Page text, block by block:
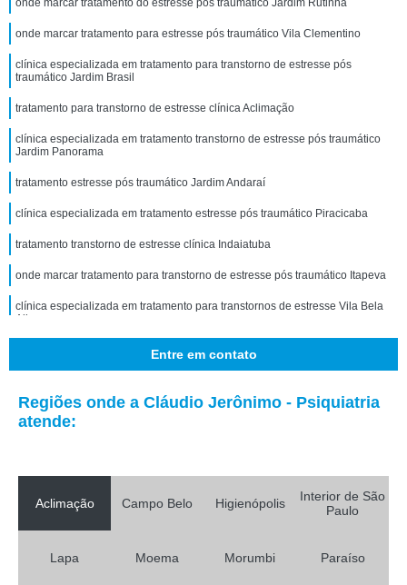
onde marcar tratamento do estresse pós traumático Jardim Rutinha
onde marcar tratamento para estresse pós traumático Vila Clementino
clínica especializada em tratamento para transtorno de estresse pós
traumático Jardim Brasil
tratamento para transtorno de estresse clínica Aclimação
clínica especializada em tratamento transtorno de estresse pós traumático
Jardim Panorama
tratamento estresse pós traumático Jardim Andaraí
clínica especializada em tratamento estresse pós traumático Piracicaba
tratamento transtorno de estresse clínica Indaiatuba
onde marcar tratamento para transtorno de estresse pós traumático Itapeva
clínica especializada em tratamento para transtornos de estresse Vila Bela
Aliança
tratamento de estresse pós traumático Vila Cruzeiro do Sul
tratamento estresse pós traumático clínica Casa Verde
tratamento transtorno estresse pós traumático Vila Romana
tratamento transtorno de estresse pós traumático Rio Claro
clínica especializada em tratamento do estresse pós traumático Conchas
Entre em contato
Regiões onde a Cláudio Jerônimo - Psiquiatria
atende:
Aclimação Campo Belo Higienópolis
Interior de São
Paulo
Lapa Moema Morumbi Paraíso